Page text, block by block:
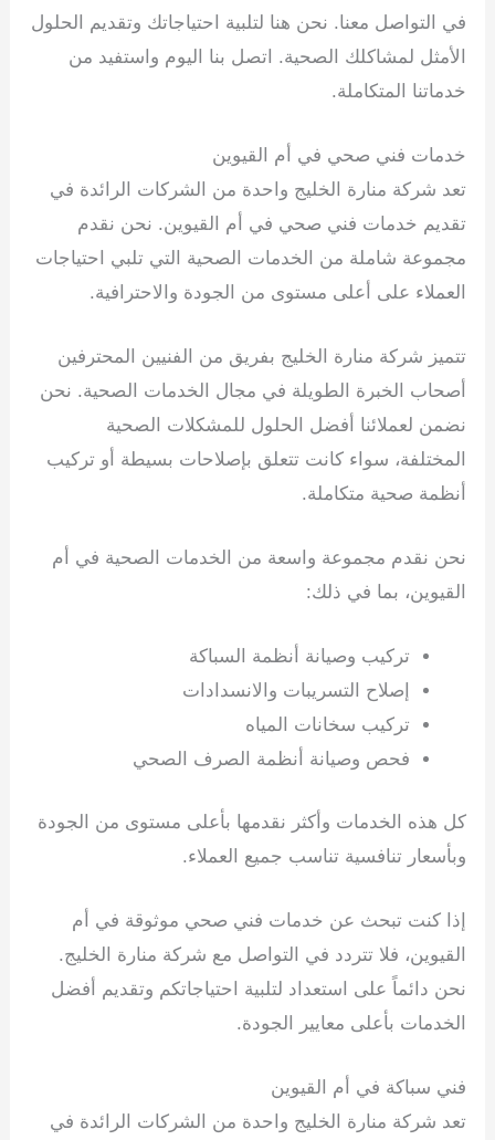
في التواصل معنا. نحن هنا لتلبية احتياجاتك وتقديم الحلول
الأمثل لمشاكلك الصحية. اتصل بنا اليوم واستفيد من
خدماتنا المتكاملة.
خدمات فني صحي في أم القيوين
تعد شركة منارة الخليج واحدة من الشركات الرائدة في
تقديم خدمات فني صحي في أم القيوين. نحن نقدم
مجموعة شاملة من الخدمات الصحية التي تلبي احتياجات
العملاء على أعلى مستوى من الجودة والاحترافية.
تتميز شركة منارة الخليج بفريق من الفنيين المحترفين
أصحاب الخبرة الطويلة في مجال الخدمات الصحية. نحن
نضمن لعملائنا أفضل الحلول للمشكلات الصحية
المختلفة، سواء كانت تتعلق بإصلاحات بسيطة أو تركيب
أنظمة صحية متكاملة.
نحن نقدم مجموعة واسعة من الخدمات الصحية في أم
القيوين، بما في ذلك:
تركيب وصيانة أنظمة السباكة
إصلاح التسريبات والانسدادات
تركيب سخانات المياه
فحص وصيانة أنظمة الصرف الصحي
كل هذه الخدمات وأكثر نقدمها بأعلى مستوى من الجودة
وبأسعار تنافسية تناسب جميع العملاء.
إذا كنت تبحث عن خدمات فني صحي موثوقة في أم
القيوين، فلا تتردد في التواصل مع شركة منارة الخليج.
نحن دائماً على استعداد لتلبية احتياجاتكم وتقديم أفضل
الخدمات بأعلى معايير الجودة.
فني سباكة في أم القيوين
تعد شركة منارة الخليج واحدة من الشركات الرائدة في